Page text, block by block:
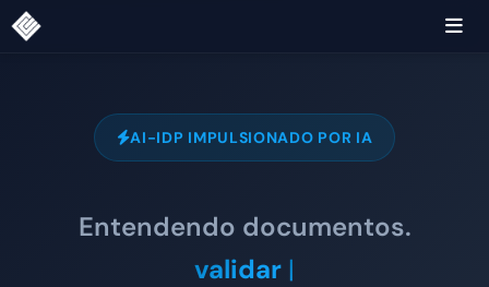
AI-IDP IMPULSIONADO POR IA
Entendendo documentos.
validar. |